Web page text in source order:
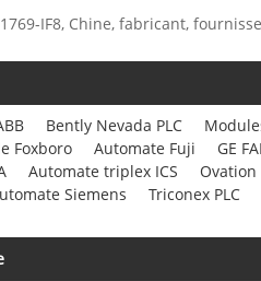
IF8, Chine, fabricant,
Bently Nevada PLC
Foxboro Automate Fuji GE
Automate triplex ICS Ovation
Siemens Triconex PLC